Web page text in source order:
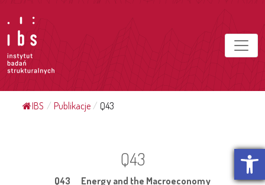
Otwórz
IBS / Publikacje / Q43
Q43
Q43 Energy and the Macroeconomy